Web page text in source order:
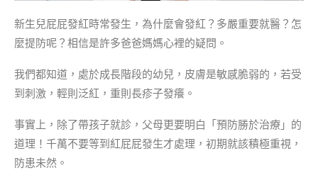
新生兒屁屁發紅時常發生，為什麼會發紅？多嚴重要就醫？怎
麼提防呢？相信是許多爸爸媽媽心裡的疑問。
我們都知道，處於成長階段的幼兒，皮膚是敏感脆弱的，若受
到刺激，輕則泛紅，重則長疹子發癢。
事實上，除了帶孩子就診，父母更要明白「預防勝於治療」的
道理！千萬不要等到紅屁屁發生才處理，初期就該積極重視，
防患未然。